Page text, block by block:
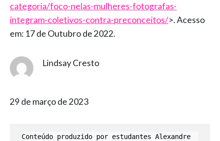
categoria/foco-nelas-mulheres-fotografas-
integram-coletivos-contra-preconceitos/>. Acesso
em: 17 de Outubro de 2022.
Lindsay Cresto
29 de março de 2023
Conteúdo produzido por estudantes Alexandre